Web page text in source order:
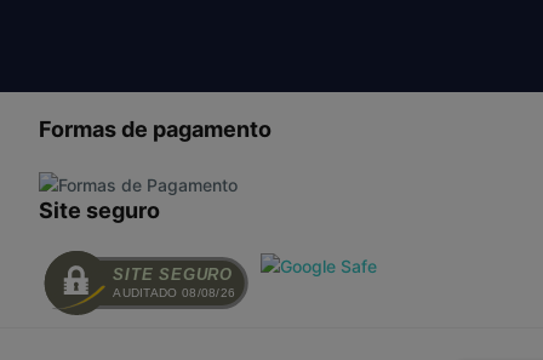
Formas de pagamento
Site seguro
SITE SEGURO
AUDITADO 08/08/26